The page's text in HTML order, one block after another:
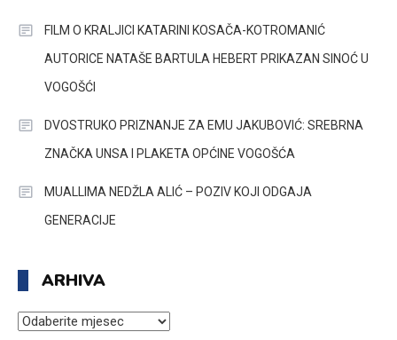
FILM O KRALJICI KATARINI KOSAČA-KOTROMANIĆ
AUTORICE NATAŠE BARTULA HEBERT PRIKAZAN SINOĆ U
VOGOŠĆI
DVOSTRUKO PRIZNANJE ZA EMU JAKUBOVIĆ: SREBRNA
ZNAČKA UNSA I PLAKETA OPĆINE VOGOŠĆA
MUALLIMA NEDŽLA ALIĆ – POZIV KOJI ODGAJA
GENERACIJE
ARHIVA
ARHIVA